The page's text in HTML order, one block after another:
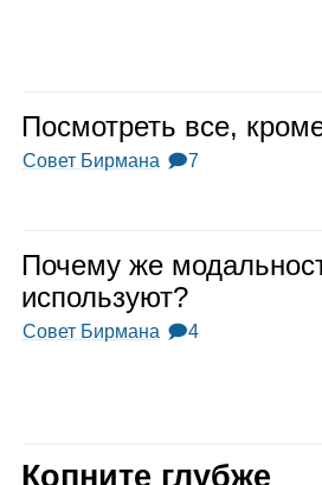
Посмот­реть все,
Совет Бирмана 🗩7
Почему же
исполь­зуют?
Совет Бирмана 🗩4
Копните глубже